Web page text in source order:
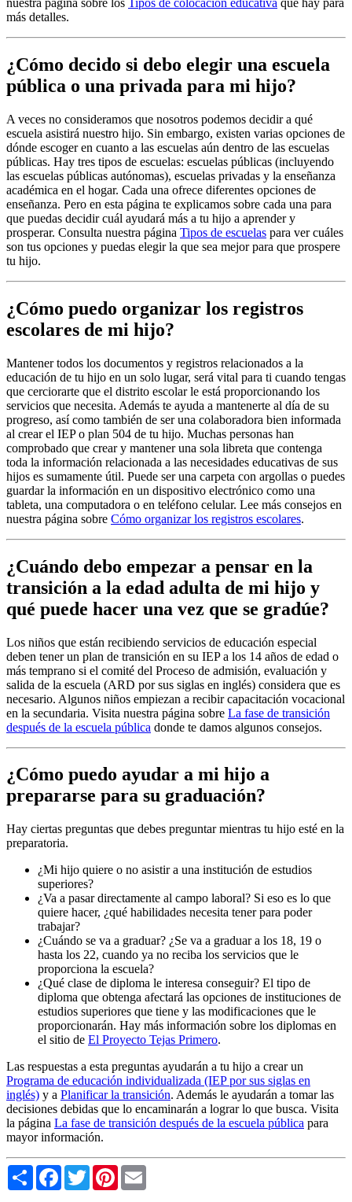
nuestra página sobre los Tipos de colocación educativa que hay para
más detalles.
¿Cómo decido si debo elegir una escuela
pública o una privada para mi hijo?
A veces no consideramos que nosotros podemos decidir a qué
escuela asistirá nuestro hijo. Sin embargo, existen varias opciones de
dónde escoger en cuanto a las escuelas aún dentro de las escuelas
públicas. Hay tres tipos de escuelas: escuelas públicas (incluyendo
las escuelas públicas autónomas), escuelas privadas y la enseñanza
académica en el hogar. Cada una ofrece diferentes opciones de
enseñanza. Pero en esta página te explicamos sobre cada una para
que puedas decidir cuál ayudará más a tu hijo a aprender y
prosperar. Consulta nuestra página Tipos de escuelas para ver cuáles
son tus opciones y puedas elegir la que sea mejor para que prospere
tu hijo.
¿Cómo puedo organizar los registros
escolares de mi hijo?
Mantener todos los documentos y registros relacionados a la
educación de tu hijo en un solo lugar, será vital para ti cuando tengas
que cerciorarte que el distrito escolar le está proporcionando los
servicios que necesita. Además te ayuda a mantenerte al día de su
progreso, así como también de ser una colaboradora bien informada
al crear el IEP o plan 504 de tu hijo. Muchas personas han
comprobado que crear y mantener una sola libreta que contenga
toda la información relacionada a las necesidades educativas de sus
hijos es sumamente útil. Puede ser una carpeta con argollas o puedes
guardar la información en un dispositivo electrónico como una
tableta, una computadora o en teléfono celular. Lee más consejos en
nuestra página sobre Cómo organizar los registros escolares.
¿Cuándo debo empezar a pensar en la
transición a la edad adulta de mi hijo y
qué puede hacer una vez que se gradúe?
Los niños que están recibiendo servicios de educación especial
deben tener un plan de transición en su IEP a los 14 años de edad o
más temprano si el comité del Proceso de admisión, evaluación y
salida de la escuela (ARD por sus siglas en inglés) considera que es
necesario. Algunos niños empiezan a recibir capacitación vocacional
en la secundaria. Visita nuestra página sobre La fase de transición
después de la escuela pública donde te damos algunos consejos.
¿Cómo puedo ayudar a mi hijo a
prepararse para su graduación?
Hay ciertas preguntas que debes preguntar mientras tu hijo esté en la
preparatoria.
¿Mi hijo quiere o no asistir a una institución de estudios
superiores?
¿Va a pasar directamente al campo laboral? Si eso es lo que
quiere hacer, ¿qué habilidades necesita tener para poder
trabajar?
¿Cuándo se va a graduar? ¿Se va a graduar a los 18, 19 o
hasta los 22, cuando ya no reciba los servicios que le
proporciona la escuela?
¿Qué clase de diploma le interesa conseguir? El tipo de
diploma que obtenga afectará las opciones de instituciones de
estudios superiores que tiene y las modificaciones que le
proporcionarán. Hay más información sobre los diplomas en
el sitio de El Proyecto Tejas Primero.
Las respuestas a esta preguntas ayudarán a tu hijo a crear un
Programa de educación individualizada (IEP por sus siglas en
inglés) y a Planificar la transición. Además le ayudarán a tomar las
decisiones debidas que lo encaminarán a lograr lo que busca. Visita
la página La fase de transición después de la escuela pública para
mayor información.
Share Facebook
TwitterPinterest